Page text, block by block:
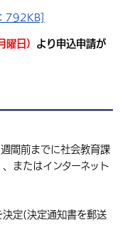
792KB]
日） より申込申請が
間前までに社会教育課
またはインターネット
定(決定通知書を郵送